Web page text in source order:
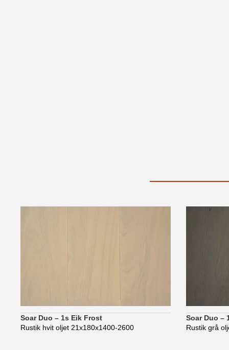
Soar Duo – 1s Eik Frost
Rustik hvit oljet 21x180x1400-2600
Soar Duo –
Rustik grå